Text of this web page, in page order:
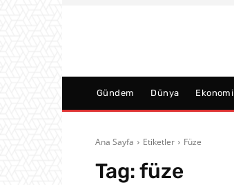
Gündem Dünya Ekonomi
Ana Sayfa Etiketler Füze
Tag:füze